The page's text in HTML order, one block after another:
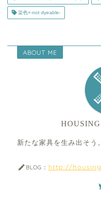
染色×-not dyeable-
ABOUT ME
新たな家具を生み出そう。
BLOG： http://